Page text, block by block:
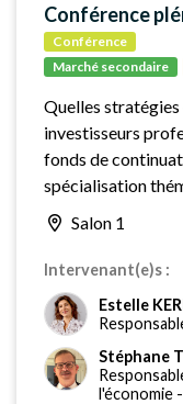
Conférence
Conférence
Marché secondaire
Quelles stratégies
investisseurs
fonds de
spécialisation
Salon 1
Intervenant(e)s :
Estelle
Stéphane
l'économie -